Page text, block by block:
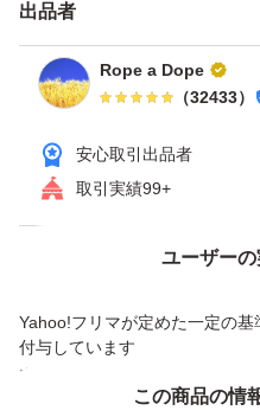
ている所からも獲得出来る
時の価格は変わりません）
選択する（値引きされてい
支払確認後、1～2日で発送
取引について（4、5つ目の
価お願いします。 対応待
ば対応すると明記している
る人達がいますが、記載内
入しないでください。と
出品者
Rope a Dope
（32433）
安心取引出品者
取引実績99+
ユーザー
Yahoo!フリマが定めた一定の
付与しています
安心取引出品者
Yahoo!オークションで出品した
商品への質問からの値下げ交渉
この商品の情
この商品をみている人にオ